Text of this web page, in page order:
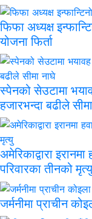
फिफा अध्यक्ष
योजना फिर्ता
स्पेनको सेउटामा
हजारभन्दा बढीले
अमेरिकाद्वारा
परिवारका तीनको मृत्यु
जर्मनीमा प्राचीन